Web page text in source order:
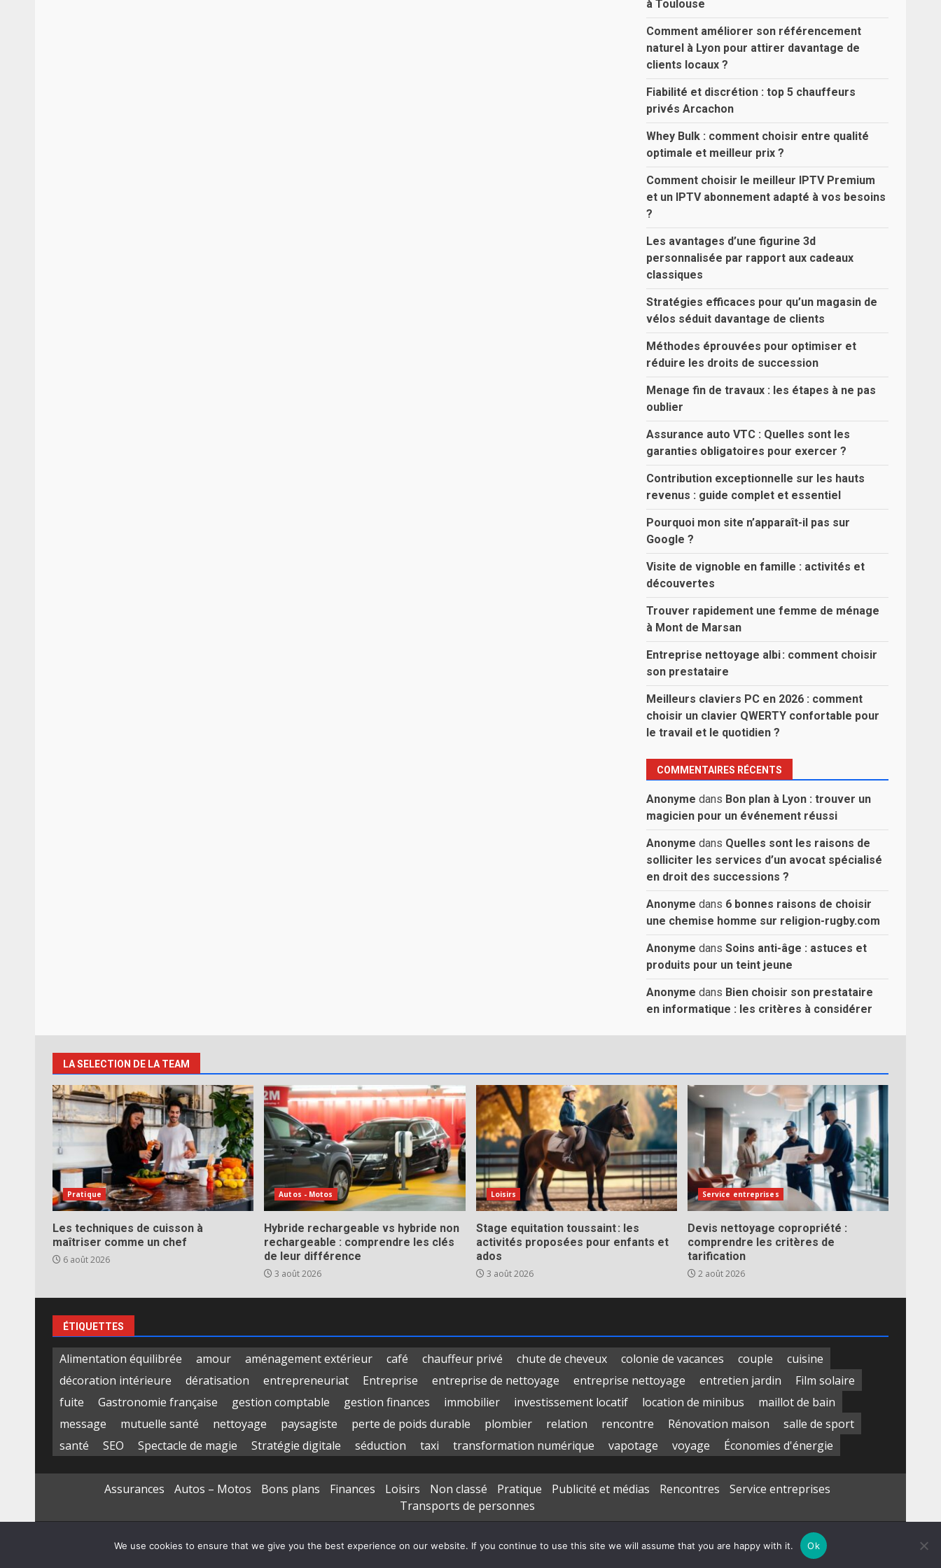
à Toulouse
Comment améliorer son référencement
naturel à Lyon pour attirer davantage de
clients locaux ?
Fiabilité et discrétion : top 5 chauffeurs
privés Arcachon
Whey Bulk : comment choisir entre qualité
optimale et meilleur prix ?
Comment choisir le meilleur IPTV Premium
et un IPTV abonnement adapté à vos besoins
?
Les avantages d’une figurine 3d
personnalisée par rapport aux cadeaux
classiques
Stratégies efficaces pour qu’un magasin de
vélos séduit davantage de clients
Méthodes éprouvées pour optimiser et
réduire les droits de succession
Menage fin de travaux : les étapes à ne pas
oublier
Assurance auto VTC : Quelles sont les
garanties obligatoires pour exercer ?
Contribution exceptionnelle sur les hauts
revenus : guide complet et essentiel
Pourquoi mon site n’apparaît-il pas sur
Google ?
Visite de vignoble en famille : activités et
découvertes
Trouver rapidement une femme de ménage
à Mont de Marsan
Entreprise nettoyage albi : comment choisir
son prestataire
Meilleurs claviers PC en 2026 : comment
choisir un clavier QWERTY confortable pour
le travail et le quotidien ?
COMMENTAIRES RÉCENTS
Anonyme dans Bon plan à Lyon : trouver un
magicien pour un événement réussi
Anonyme dans Quelles sont les raisons de
solliciter les services d’un avocat spécialisé
en droit des successions ?
Anonyme dans 6 bonnes raisons de choisir
une chemise homme sur religion-rugby.com
Anonyme dansSoins anti-âge : astuces et
produits pour un teint jeune
Anonyme dans Bien choisir son prestataire
en informatique : les critères à considérer
LA SELECTION DE LA TEAM
Pratique
Les techniques de cuisson à
maîtriser comme un chef
6 août 2026
Autos - Motos
Hybride rechargeable vs hybride non
rechargeable : comprendre les clés
de leur différence
3 août 2026
Loisirs
Stage equitation toussaint : les
activités proposées pour enfants et
ados
3 août 2026
Service entreprises
Devis nettoyage copropriété :
comprendre les critères de
tarification
2 août 2026
ÉTIQUETTES
Alimentation équilibrée amour aménagement extérieur café chauffeur privé chute de cheveux colonie de vacances couple
cuisine
décoration intérieure
dératisation entrepreneuriat Entreprise entreprise de nettoyage entreprise nettoyage entretien jardin
Film solaire
fuite
Gastronomie française gestion comptable gestion finances immobilier investissement locatif location de minibus
maillot de bain
message
mutuelle santé nettoyage paysagiste perte de poids durable plombier relation rencontre Rénovation maison
salle de sport
santé
SEO Spectacle de magie Stratégie digitale séduction taxi transformation numérique vapotage voyage Économies d'énergie
Assurances Autos – Motos Bons plans Finances Loisirs Non classé Pratique Publicité et médias Rencontres
Service entreprises
Transports de personnes
We use cookies to ensure that we give you the best experience on our website. If you continue to use this site we will assume that you are happy with it. Ok